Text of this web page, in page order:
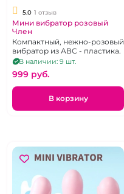
5.0 1 отзыв
Мини вибратор розовый
Член
Компактный, нежно-розовый
вибратор из АВС - пластика.
В наличии: 9 шт.
999 pуб.
В корзину